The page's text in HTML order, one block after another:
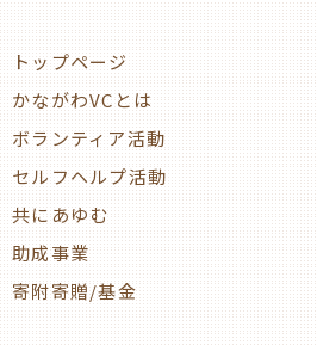
トップページ
かながわVCとは
ボランティア活動
セルフヘルプ活動
共にあゆむ
助成事業
寄附寄贈/基金